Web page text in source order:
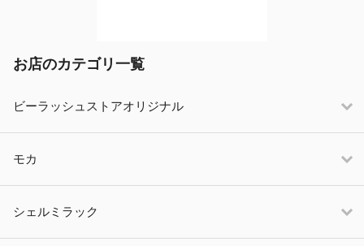
お店のカテゴリ一覧
ビーラッシュストアオリジナル
モカ
シェルミラック